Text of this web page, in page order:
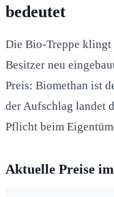
bedeutet
Die Bio-Treppe klingt
Besitzer neu
Preis: Biomethan ist
der Aufschlag landet
Pflicht beim
Aktuelle Preise